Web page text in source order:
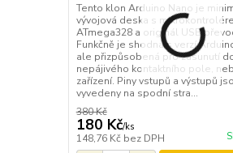
Tento klon Arduino Nano je
vývojová deska s
ATmega328 a originál USB
Funkčně je shodná s verzí
ale přizpůsobená pro zasunutí
nepájivého kontaktního pole,
zařízení. Piny vstupů a výstupů
vyvedeny na spodní stra...
380 Kč
180 Kč/ks
148,76 Kč bez DPH